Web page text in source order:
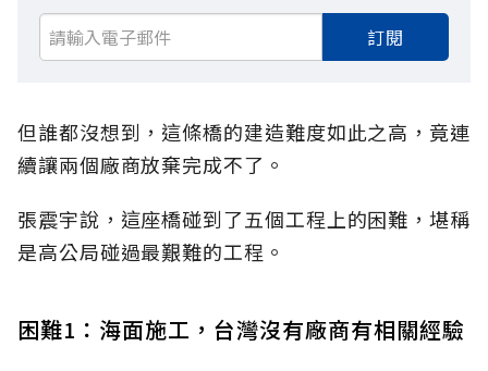
訂閱
但誰都沒想到，這條橋的建造難度如此之高，竟連
續讓兩個廠商放棄完成不了。
張震宇說，這座橋碰到了五個工程上的困難，堪稱
是高公局碰過最艱難的工程。
困難1：海面施工，台灣沒有廠商有相關經驗